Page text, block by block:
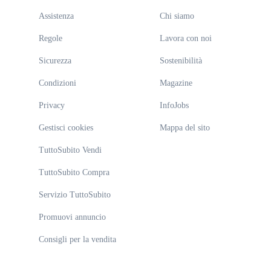
Assistenza
Regole
Sicurezza
Condizioni
Privacy
Gestisci cookies
TuttoSubito Vendi
TuttoSubito Compra
Servizio TuttoSubito
Promuovi annuncio
Consigli per la vendita
Chi siamo
Lavora con noi
Sostenibilità
Magazine
InfoJobs
Mappa del sito